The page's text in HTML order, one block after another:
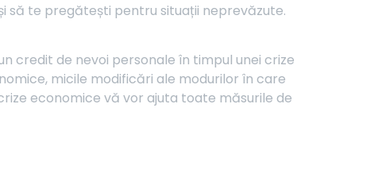
să te pregătești pentru situații neprevăzute.
credit de nevoi personale în timpul unei crize
micile modificări ale modurilor în care
economice vă vor ajuta toate măsurile de